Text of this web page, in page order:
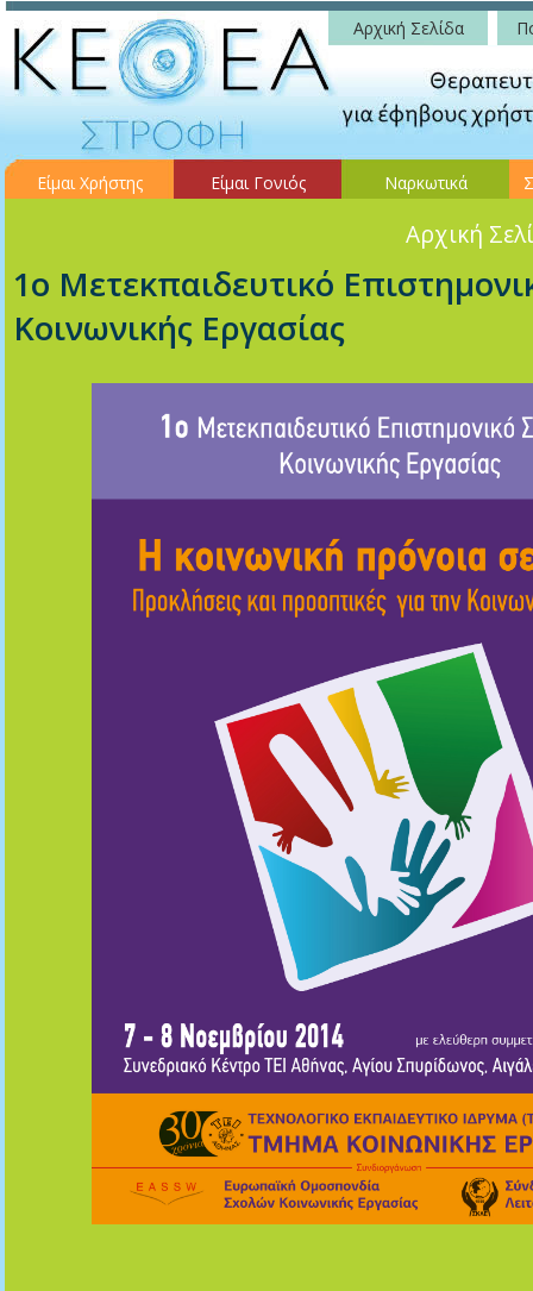
Αρχική Σελίδα
Είμαι Χρήστης Είμαι Γονιός Ναρκωτικά
Αρχική
1ο Μετεκπαιδευτικό
Κοινωνικής Εργασίας